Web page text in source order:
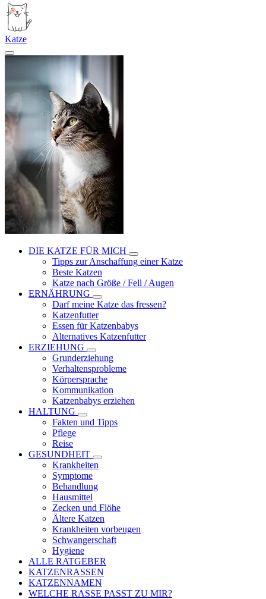
Katze
DIE KATZE FÜR MICH
Tipps zur Anschaffung einer Katze
Beste Katzen
Katze nach Größe / Fell / Augen
ERNÄHRUNG
Darf meine Katze das fressen?
Katzenfutter
Essen für Katzenbabys
Alternatives Katzenfutter
ERZIEHUNG
Grunderziehung
Verhaltensprobleme
Körpersprache
Kommunikation
Katzenbabys erziehen
HALTUNG
Fakten und Tipps
Pflege
Reise
GESUNDHEIT
Krankheiten
Symptome
Behandlung
Hausmittel
Zecken und Flöhe
Ältere Katzen
Krankheiten vorbeugen
Schwangerschaft
Hygiene
ALLE RATGEBER
KATZENRASSEN
KATZENNAMEN
WELCHE RASSE PASST ZU MIR?